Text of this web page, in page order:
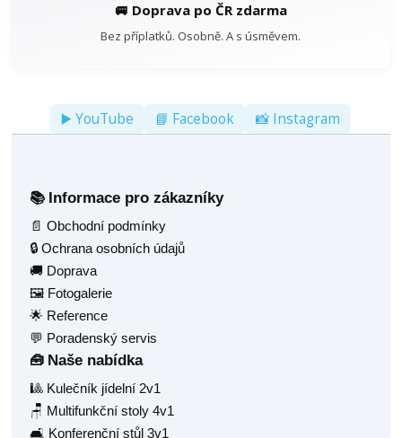
🚐 Doprava po ČR zdarma
Bez příplatků. Osobně. A s úsměvem.
▶️ YouTube 📘 Facebook 📸 Instagram
📚 Informace pro zákazníky
📄 Obchodní podmínky
🔒 Ochrana osobních údajů
🚚 Doprava
🖼️ Fotogalerie
🌟 Reference
💬 Poradenský servis
🧰 Naše nabídka
🎱 Kulečník jídelní 2v1
🪑 Multifunkční stoly 4v1
🛋️ Konferenční stůl 3v1